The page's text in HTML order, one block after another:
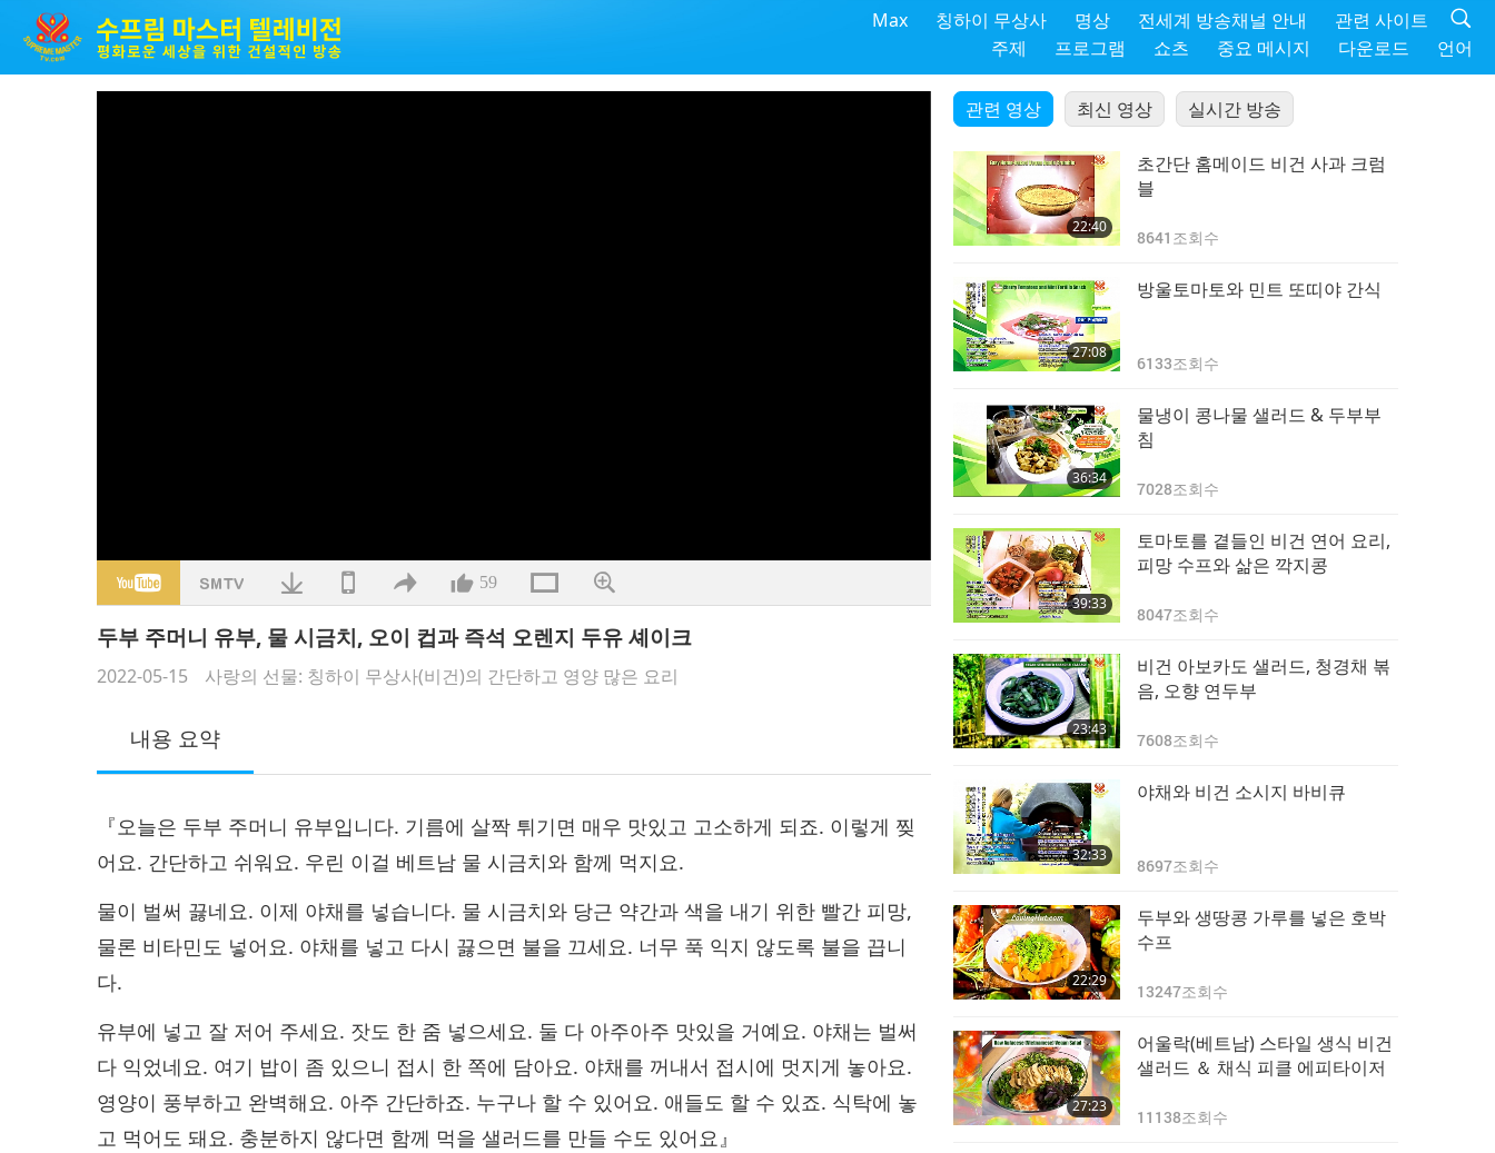
Max 칭하이 무상사 명상 전세계 방송채널 안내
관련 사이트
주제
프로그램 쇼츠 중요 메시지 다운로드 언어
59
두부 주머니 유부, 물 시금치, 오이 컵과 즉석 오렌지 두유 셰이크
2022-05-15 사랑의 선물: 칭하이 무상사(비건)의 간단하고 영양 많은 요리
내용 요약
『오늘은 두부 주머니 유부입니다. 기름에 살짝 튀기면 매우 맛있고 고소하게 되죠. 이렇게 찢
어요. 간단하고 쉬워요. 우린 이걸 베트남 물 시금치와 함께 먹지요.
물이 벌써 끓네요. 이제 야채를 넣습니다. 물 시금치와 당근 약간과 색을 내기 위한 빨간 피망,
물론 비타민도 넣어요. 야채를 넣고 다시 끓으면 불을 끄세요. 너무 푹 익지 않도록 불을 끕니
다.
유부에 넣고 잘 저어 주세요. 잣도 한 줌 넣으세요. 둘 다 아주아주 맛있을 거예요. 야채는 벌써
다 익었네요. 여기 밥이 좀 있으니 접시 한 쪽에 담아요. 야채를 꺼내서 접시에 멋지게 놓아요.
영양이 풍부하고 완벽해요. 아주 간단하죠. 누구나 할 수 있어요. 애들도 할 수 있죠. 식탁에 놓
고 먹어도 돼요. 충분하지 않다면 함께 먹을 샐러드를 만들 수도 있어요』
관련 영상 최신 영상 실시간 방송
22:40
초간단 홈메이드 비건 사과 크럼
블
8641 조회수
27:08
방울토마토와 민트 또띠야 간식
6133조회수
36:34
물냉이 콩나물 샐러드 & 두부부
침
7028조회수
39:33
토마토를 곁들인 비건 연어 요리,
피망 수프와 삶은 깍지콩
8047조회수
23:43
비건 아보카도 샐러드, 청경채 볶
음, 오향 연두부
7608조회수
32:33
야채와 비건 소시지 바비큐
8697조회수
22:29
두부와 생땅콩 가루를 넣은 호박
수프
13247조회수
27:23
어울락(베트남) 스타일 생식 비건
샐러드 ＆ 채식 피클 에피타이저
11138조회수